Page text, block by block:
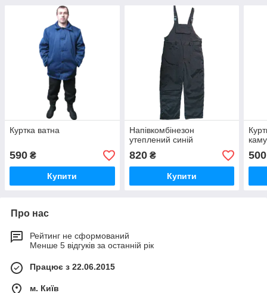
Куртка ватна
590 ₴
Купити
Напівкомбінезон
утеплений синій
820₴
Купити
500
Про нас
Рейтинг не сформований
Менше 5 відгуків за останній рік
Працює з 22.06.2015
м. Київ